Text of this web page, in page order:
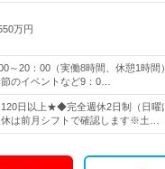
万円
～20：00（実働8時間、休憩1時間
のイベントなど9：0…
日以上★◆完全週休2日制（日曜
は前月シフトで確認します※土…